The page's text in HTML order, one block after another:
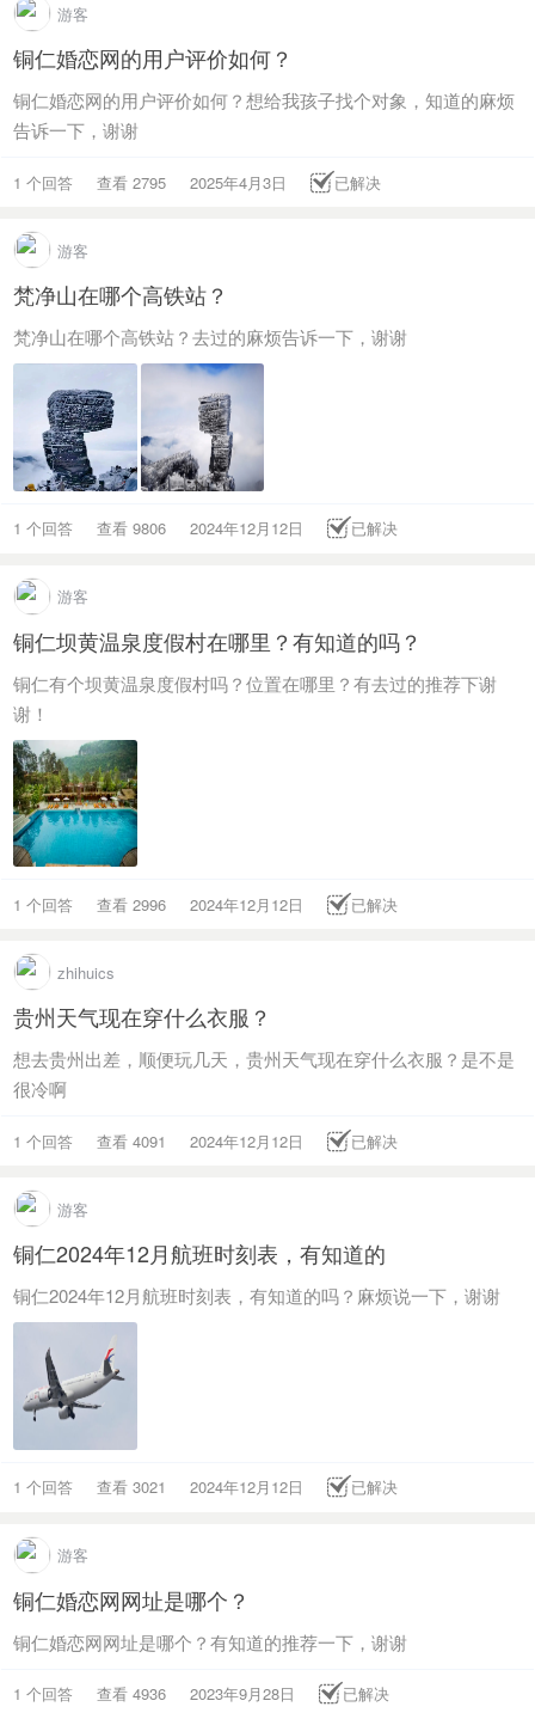
游客
铜仁婚恋网的用户评价如何？
铜仁婚恋网的用户评价如何？想给我孩子找个对象，知道的麻烦
告诉一下，谢谢
1 个回答 查看 2795 2025年4月3日 已解决
游客
梵净山在哪个高铁站？
梵净山在哪个高铁站？去过的麻烦告诉一下，谢谢
1 个回答 查看 9806 2024年12月12日 已解决
游客
铜仁坝黄温泉度假村在哪里？有知道的吗？
铜仁有个坝黄温泉度假村吗？位置在哪里？有去过的推荐下谢
谢！
1 个回答 查看 2996 2024年12月12日 已解决
zhihuics
贵州天气现在穿什么衣服？
想去贵州出差，顺便玩几天，贵州天气现在穿什么衣服？是不是
很冷啊
1 个回答 查看 4091 2024年12月12日 已解决
游客
铜仁2024年12月航班时刻表，有知道的
铜仁2024年12月航班时刻表，有知道的吗？麻烦说一下，谢谢
1 个回答 查看 3021 2024年12月12日 已解决
游客
铜仁婚恋网网址是哪个？
铜仁婚恋网网址是哪个？有知道的推荐一下，谢谢
1 个回答 查看 4936 2023年9月28日 已解决